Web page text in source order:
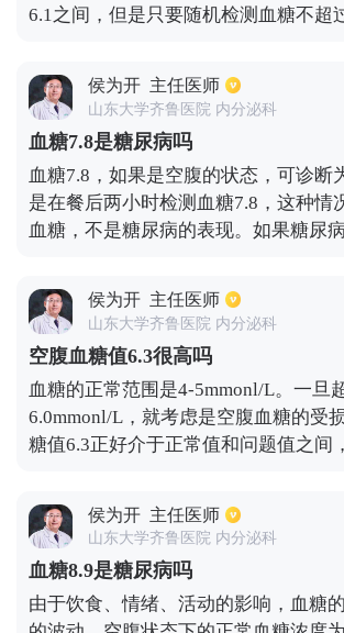
6.1之间，但是只要随机检测血糖不超
习惯，就能让血糖数值控制在正常范围
侯为开 主任医师
山东大学齐鲁医院 内分泌科
血糖7.8是糖尿病吗
血糖7.8，如果是空腹的状态，可诊断
是在餐后两小时检测血糖7.8，这种情
血糖，不是糖尿病的表现。如果糖尿
脂、低糖饮食，适当的体育锻炼，能
果，如果在饮食方面没有很好的控制
药物治疗。
侯为开 主任医师
山东大学齐鲁医院 内分泌科
空腹血糖值6.3很高吗
血糖的正常范围是4-5mmonl/L。一旦
6.0mmonl/L，就考虑是空腹血糖的受
糖值6.3正好介于正常值和问题值之间
糖以及糖化血糖的数值。如果空腹血糖
7mmonl/L之间波动，就需要警惕糖尿
严格控制饮食，适当的活动，并且定
时发现血糖明显升高的情况。
侯为开 主任医师
山东大学齐鲁医院 内分泌科
血糖8.9是糖尿病吗
由于饮食、情绪、活动的影响，血糖